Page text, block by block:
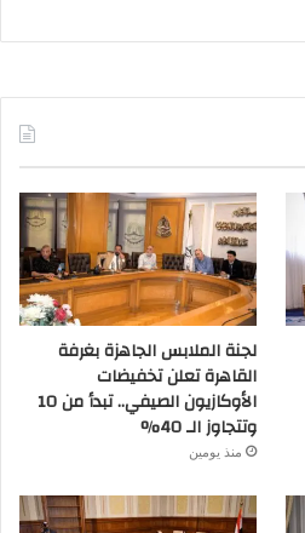
لجنة الملابس الجاهزة بغرفة
القاهرة تعلن تخفيضات
الأوكازيون الصيفي.. تبدأ من 10
وتتجاوز الـ 40%
منذ يومين